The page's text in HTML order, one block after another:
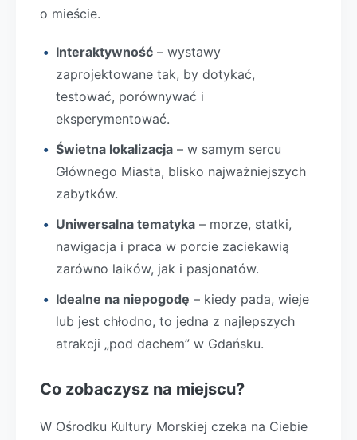
o mieście.
Interaktywność – wystawy
zaprojektowane tak, by dotykać,
testować, porównywać i
eksperymentować.
Świetna lokalizacja – w samym sercu
Głównego Miasta, blisko najważniejszych
zabytków.
Uniwersalna tematyka – morze, statki,
nawigacja i praca w porcie zaciekawią
zarówno laików, jak i pasjonatów.
Idealne na niepogodę – kiedy pada, wieje
lub jest chłodno, to jedna z najlepszych
atrakcji „pod dachem” w Gdańsku.
Co zobaczysz na miejscu?
W Ośrodku Kultury Morskiej czeka na Ciebie